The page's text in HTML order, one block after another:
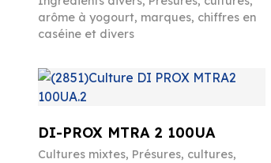
arôme à yogourt, marques, chiffres en
caséine et divers
DI-PROX MTRA 2 100UA
Cultures mixtes, Présures, cultures,